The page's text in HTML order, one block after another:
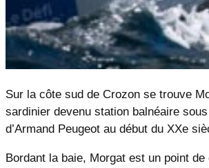
Sur la côte sud de Crozon se trouve
sardinier devenu station balnéaire sous
d’Armand Peugeot au début du XXe
Bordant la baie, Morgat est un point